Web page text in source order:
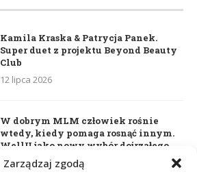
Zarządzaj zgodą
Kamila Kraska & Patrycja Panek.
Super duet z projektu Beyond Beauty
Club
12 lipca 2026
W dobrym MLM człowiek rośnie
wtedy, kiedy pomaga rosnąć innym.
WellU jako nowy wybór dojrzałego
lidera